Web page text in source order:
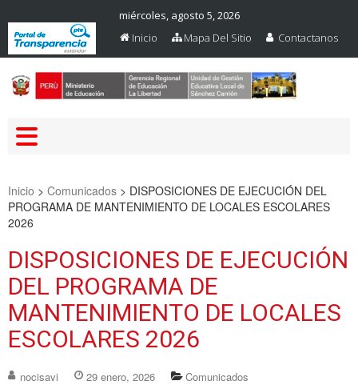
miércoles, agosto 5, 2026
Inicio
Mapa Del Sitio Contactanos
Inicio > Comunicados > DISPOSICIONES DE EJECUCIÓN DEL
PROGRAMA DE MANTENIMIENTO DE LOCALES ESCOLARES
2026
DISPOSICIONES DE EJECUCIÓN
DEL PROGRAMA DE
MANTENIMIENTO DE LOCALES
ESCOLARES 2026
nocisavi 29 enero, 2026 Comunicados